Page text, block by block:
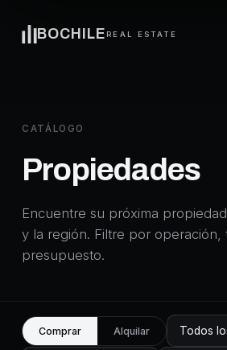
BOCHILE REAL ESTATE
CATÁLOGO
Propiedades
Encuentre su próxima
y la región. Filtre por operación,
presupuesto.
Comprar Alquilar Todos